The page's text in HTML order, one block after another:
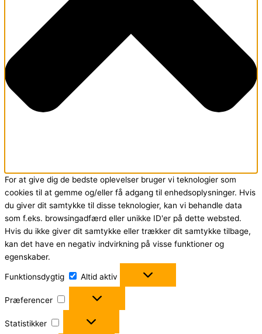
For at give dig de bedste oplevelser bruger vi teknologier som
cookies til at gemme og/eller få adgang til enhedsoplysninger. Hvis
du giver dit samtykke til disse teknologier, kan vi behandle data
som f.eks. browsingadfærd eller unikke ID'er på dette websted.
Hvis du ikke giver dit samtykke eller trækker dit samtykke tilbage,
kan det have en negativ indvirkning på visse funktioner og
egenskaber.
Funktionsdygtig
Altid aktiv
Præferencer
Statistikker